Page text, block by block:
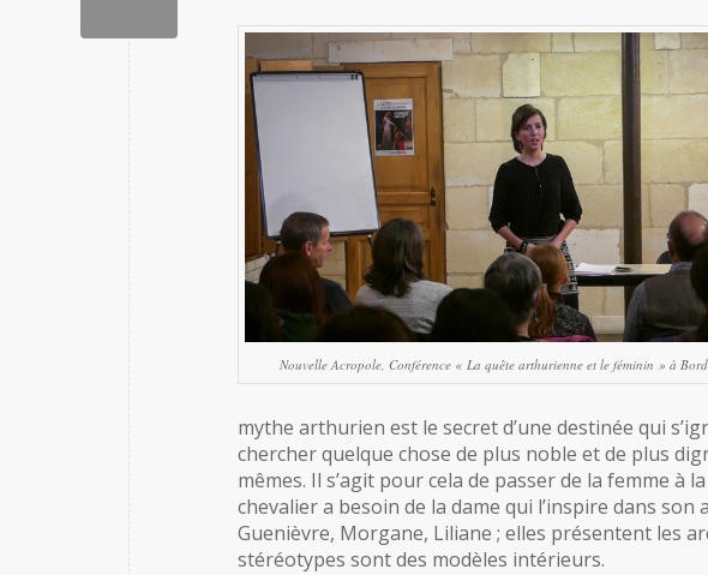
Nouvelle Acropole, Conférence « La quête arthurienne et le féminin » à
mythe arthurien est le secret d’une destinée qui
chercher quelque chose de plus noble et de plus
mêmes. Il s’agit pour cela de passer de la femme à
chevalier a besoin de la dame qui l’inspire dans
Guenièvre, Morgane, Liliane ; elles présentent les
stéréotypes sont des modèles intérieurs.